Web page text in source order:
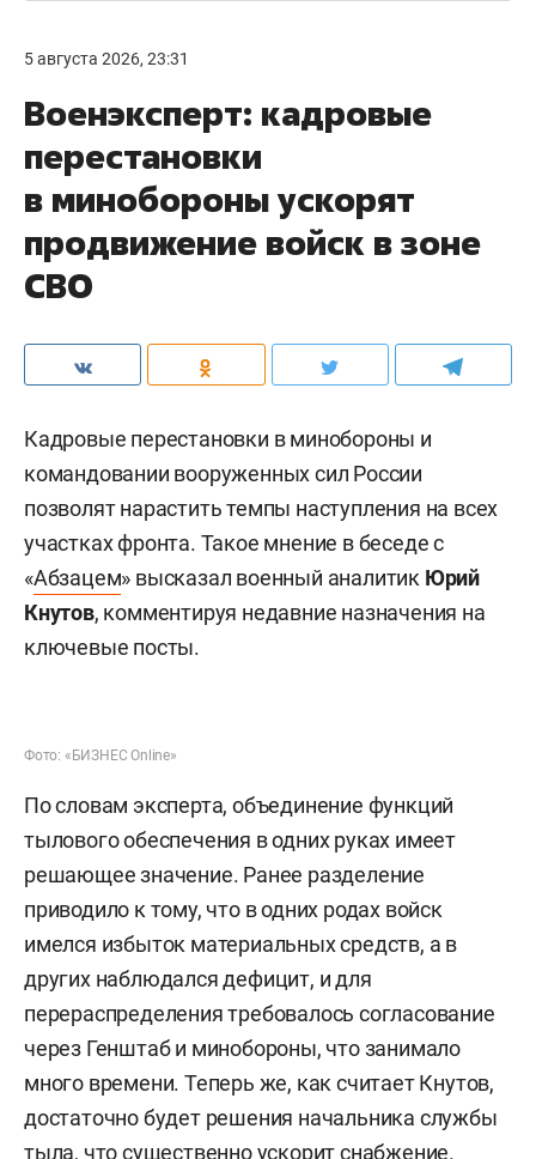
результаты.
#образование и наука
5 августа 2026, 23:31
Военэксперт: кадровые
перестановки
в минобороны ускорят
продвижение войск в зоне
СВО
Кадровые перестановки в минобороны и
командовании вооруженных сил России
позволят нарастить темпы наступления на всех
участках фронта. Такое мнение в беседе с
«Абзацем» высказал военный аналитикЮрий
Кнутов, комментируя недавние назначения на
ключевые посты.